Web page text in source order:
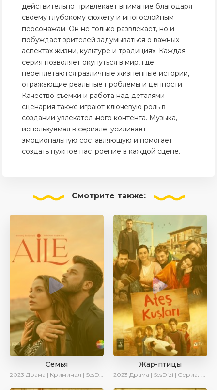
действительно привлекает внимание благодаря
своему глубокому сюжету и многослойным
персонажам. Он не только развлекает, но и
побуждает зрителей задумываться о важных
аспектах жизни, культуре и традициях. Каждая
серия позволяет окунуться в мир, где
переплетаются различные жизненные истории,
отражающие реальные проблемы и ценности.
Качество съемки и работа над деталями
сценария также играют ключевую роль в
создании увлекательного контента. Музыка,
используемая в сериале, усиливает
эмоциональную составляющую и помогает
создать нужное настроение в каждой сцене.
Смотрите также:
Семья
2023 Драма | Криминал | SesDizi | Ирина Котова | AveTurk | Сериалы 2023
Жар-птицы
2023 Драма | SesDizi | Сериалы 2023